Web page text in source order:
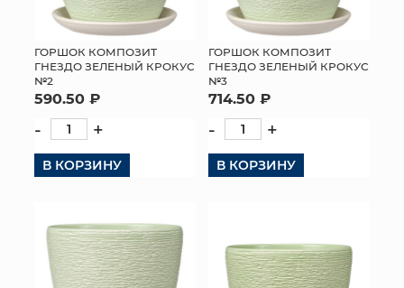
ГОРШОК КОМПОЗИТ
ГНЕЗДО ЗЕЛЕНЫЙ КРОКУС
№2
590.50 ₽
- +
В КОРЗИНУ
ГОРШОК КОМПОЗИТ
ГНЕЗДО ЗЕЛЕНЫЙ КРОКУС
№3
714.50 ₽
- +
В КОРЗИНУ